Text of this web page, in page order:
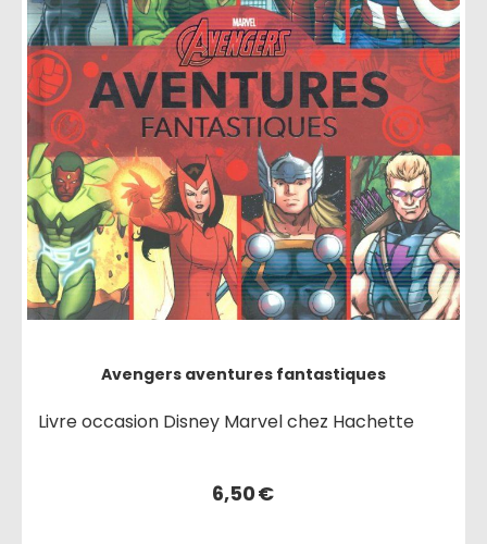
Avengers aventures fantastiques
Livre occasion Disney Marvel chez Hachette
6,50€